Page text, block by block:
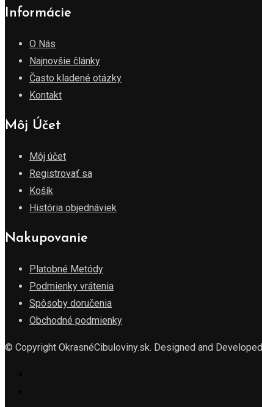
Informácie
O Nás
Najnovšie články
Často kladené otázky
Kontakt
Môj Účet
Môj účet
Registrovať sa
Košík
História objednáviek
Nakupovanie
Platobné Metódy
Podmienky vrátenia
Spôsoby doručenia
Obchodné podmienky
© Copyright OkrasnéCibuloviny.sk. Designed and